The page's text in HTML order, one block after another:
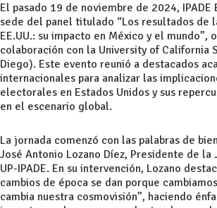
El pasado 19 de noviembre de 2024, IPADE
sede del panel titulado “Los resultados de
EE.UU.: su impacto en México y el mundo”,
colaboración con la University of California
Diego). Este evento reunió a destacados
internacionales para analizar las
electorales en Estados Unidos y sus
en el escenario global.
La jornada comenzó con las palabras de
José Antonio Lozano Díez, Presidente de la
UP-IPADE. En su intervención, Lozano
cambios de época se dan porque
cambia nuestra cosmovisión”, haciendo